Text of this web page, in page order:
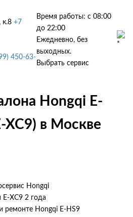
к.8 +7
450-63-
Время работы: с 08:00
до 22:00
Ежедневно, без
выходных.
Выбрать сервис
Hongqi E-
ХС9) в Москве
Hongqi
Е-ХС9 2 года
ремонте Hongqi E-HS9